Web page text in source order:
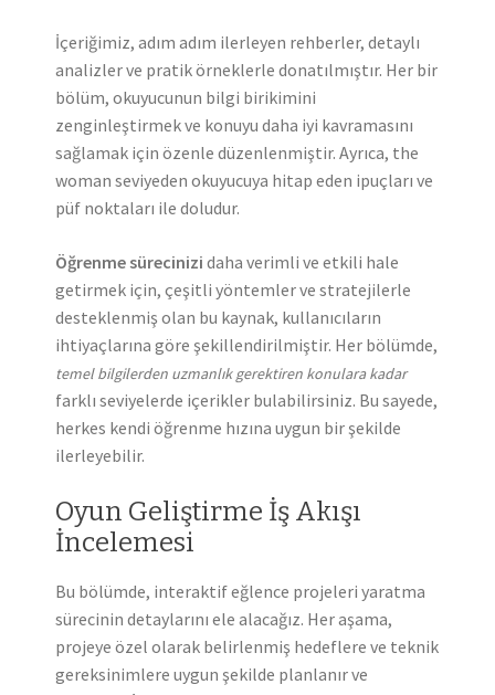
İçeriğimiz, adım adım ilerleyen rehberler, detaylı
analizler ve pratik örneklerle donatılmıştır. Her bir
bölüm, okuyucunun bilgi birikimini
zenginleştirmek ve konuyu daha iyi kavramasını
sağlamak için özenle düzenlenmiştir. Ayrıca, the
woman seviyeden okuyucuya hitap eden ipuçları ve
püf noktaları ile doludur.
Öğrenme sürecinizi daha verimli ve etkili hale
getirmek için, çeşitli yöntemler ve stratejilerle
desteklenmiş olan bu kaynak, kullanıcıların
ihtiyaçlarına göre şekillendirilmiştir. Her bölümde,
temel bilgilerden uzmanlık gerektiren konulara kadar
farklı seviyelerde içerikler bulabilirsiniz. Bu sayede,
herkes kendi öğrenme hızına uygun bir şekilde
ilerleyebilir.
Oyun Geliştirme İş Akışı
İncelemesi
Bu bölümde, interaktif eğlence projeleri yaratma
sürecinin detaylarını ele alacağız. Her aşama,
projeye özel olarak belirlenmiş hedeflere ve teknik
gereksinimlere uygun şekilde planlanır ve